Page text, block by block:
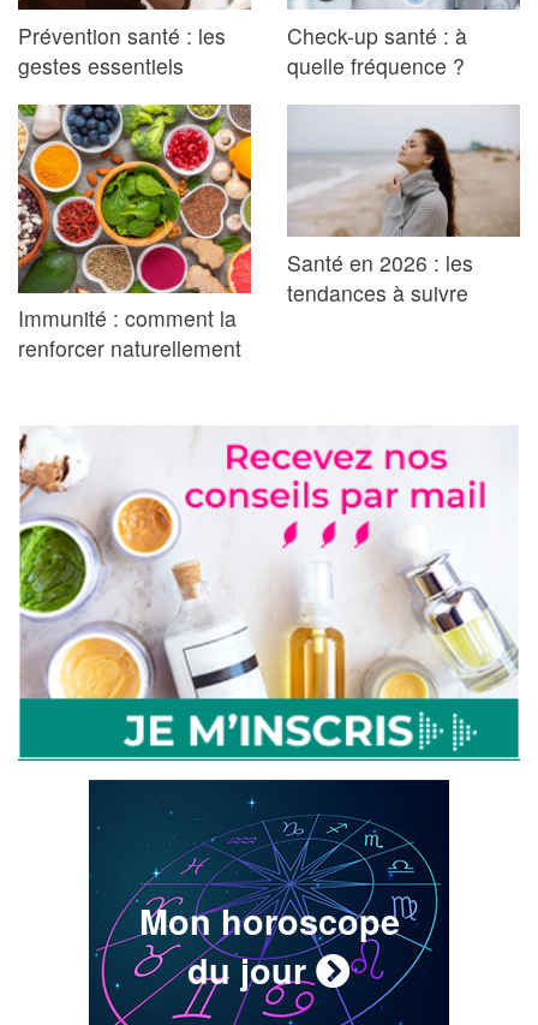
Prévention santé : les
gestes essentiels
Check-up santé : à
quelle fréquence ?
Immunité : comment la
renforcer naturellement
Santé en 2026 : les
tendances à suivre
Mon horoscope
du jour